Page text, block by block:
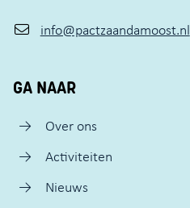
info@pactzaandamoost.nl
GA NAAR
Over ons
Activiteiten
Nieuws